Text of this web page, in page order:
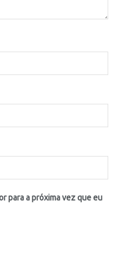
para a próxima vez que eu